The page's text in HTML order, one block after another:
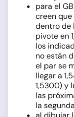
para el
creen que
dentro de
pivote en
los
no están
el par se
llegar a
1,5300) y
las
la